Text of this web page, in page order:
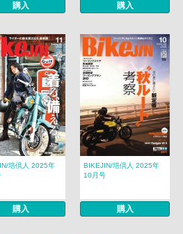
購入 購入
培倶人 2025年
購入
BIKEJIN/培倶人 2025年
10月号
購入